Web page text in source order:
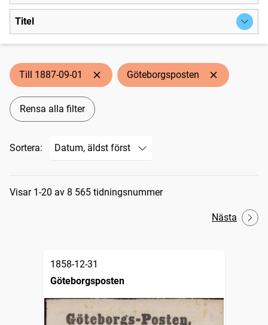
Titel
Till 1887-09-01 Göteborgsposten
Rensa alla filter
Sortera:
Sökresultat
Visar 1-20 av 8 565 tidningsnummer
Nästa
1858-12-31
Göteborgsposten